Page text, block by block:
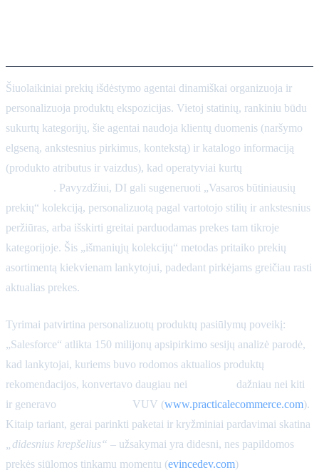
Šiuolaikiniai prekių išdėstymo agentai dinamiškai organizuoja ir
personalizuoja produktų ekspozicijas. Vietoj statinių, rankiniu būdu
sukurtų kategorijų, šie agentai naudoja klientų duomenis (naršymo
elgseną, ankstesnius pirkimus, kontekstą) ir katalogo informaciją
(produkto atributus ir vaizdus), kad operatyviai kurtų
. Pavyzdžiui, DI gali sugeneruoti „Vasaros būtiniausių
prekių“ kolekciją, personalizuotą pagal vartotojo stilių ir ankstesnius
peržiūras, arba išskirti greitai parduodamas prekes tam tikroje
kategorijoje. Šis „išmaniųjų kolekcijų“ metodas pritaiko prekių
asortimentą kiekvienam lankytojui, padedant pirkėjams greičiau rasti
aktualias prekes.
Tyrimai patvirtina personalizuotų produktų pasiūlymų poveikį:
„Salesforce“ atlikta 150 milijonų apsipirkimo sesijų analizė parodė,
kad lankytojai, kuriems buvo rodomos aktualios produktų
rekomendacijos, konvertavo daugiau nei
dažniau nei kiti
ir generavo
VUV (www.practicalecommerce.com).
Kitaip tariant, gerai parinkti paketai ir kryžminiai pardavimai skatina
„didesnius krepšelius“ – užsakymai yra didesni, nes papildomos
prekės siūlomos tinkamu momentu (evincedev.com)